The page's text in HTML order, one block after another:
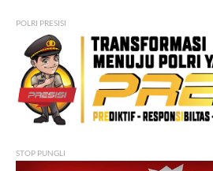
POLRI PRESISI
STOP PUNGLI